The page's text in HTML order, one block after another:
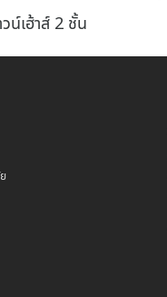
น์เฮ้าส์ 2 ชั้น